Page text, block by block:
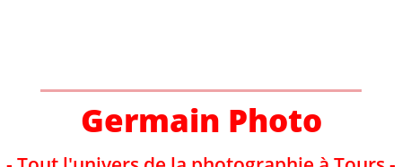
Germain Photo